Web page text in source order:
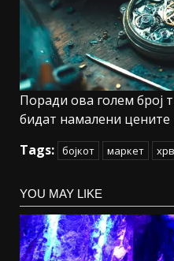
Поради ова голем број
бидат намалени цените
Tags: бојкот маркет